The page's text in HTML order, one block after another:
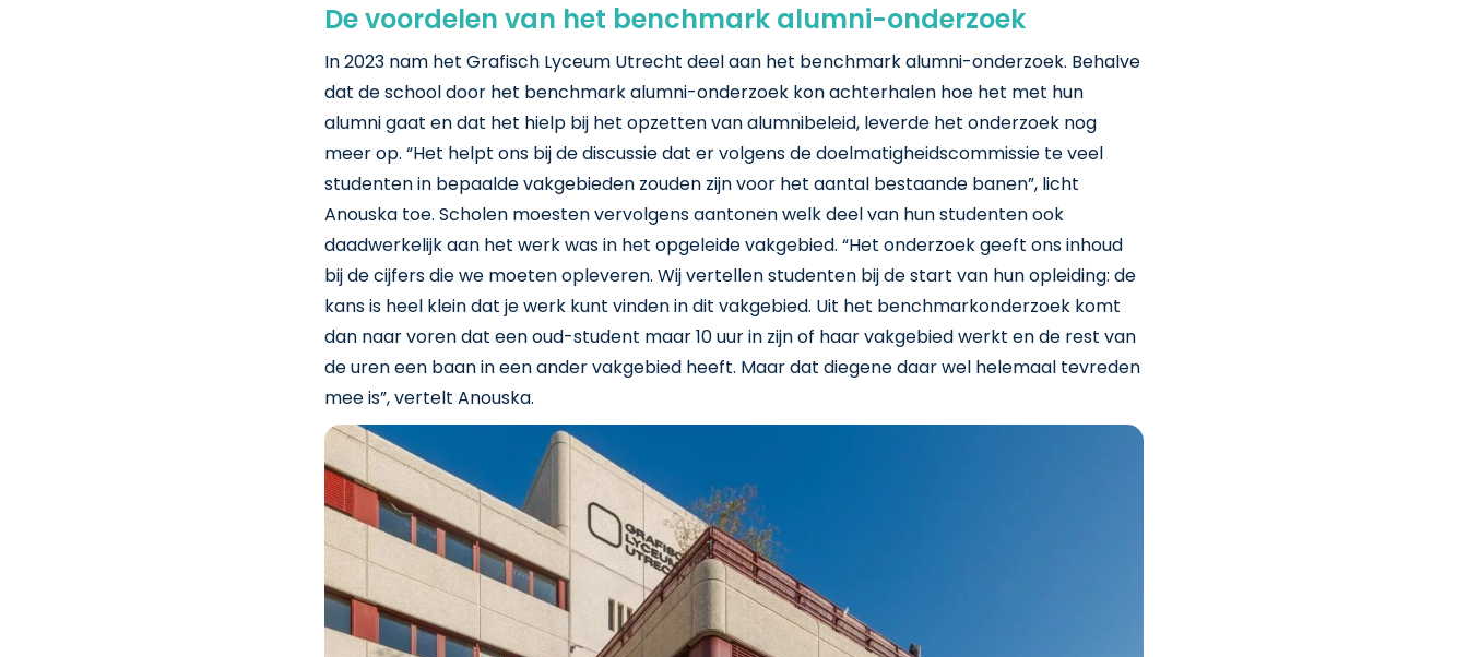
De voordelen van het benchmark alumni-onderzoek
In 2023 nam het Grafisch Lyceum Utrecht deel aan het benchmark alumni-onderzoek. Behalve
dat de school door het benchmark alumni-onderzoek kon achterhalen hoe het met hun
alumni gaat en dat het hielp bij het opzetten van alumnibeleid, leverde het onderzoek nog
meer op. “Het helpt ons bij de discussie dat er volgens de doelmatigheidscommissie te veel
studenten in bepaalde vakgebieden zouden zijn voor het aantal bestaande banen”, licht
Anouska toe. Scholen moesten vervolgens aantonen welk deel van hun studenten ook
daadwerkelijk aan het werk was in het opgeleide vakgebied. “Het onderzoek geeft ons inhoud
bij de cijfers die we moeten opleveren. Wij vertellen studenten bij de start van hun opleiding: de
kans is heel klein dat je werk kunt vinden in dit vakgebied. Uit het benchmarkonderzoek komt
dan naar voren dat een oud-student maar 10 uur in zijn of haar vakgebied werkt en de rest van
de uren een baan in een ander vakgebied heeft. Maar dat diegene daar wel helemaal tevreden
mee is”, vertelt Anouska.